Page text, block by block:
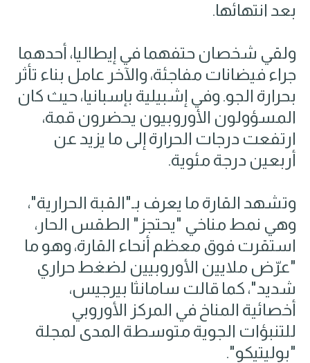
بعد انتهائها.
ولقي شخصان حتفهما في إيطاليا، أحدهما
جراء فيضانات مفاجئة، والآخر عامل بناء تأثر
بحرارة الجو. وفي إشبيلية بإسبانيا، حيث كان
المسؤولون الأوروبيون يحضرون قمة،
ارتفعت درجات الحرارة إلى ما يزيد عن
أربعين درجة مئوية.
وتشهد القارة ما يعرف بـ"القبة الحرارية"،
وهي نمط مناخي "يحتجز" الطقس الحار،
استقرت فوق معظم أنحاء القارة، وهو ما
"عرّض ملايين الأوروبيين لضغط حراري
شديد"، كما قالت سامانثا بيرجيس،
أخصائية المناخ في المركز الأوروبي
للتنبؤات الجوية متوسطة المدى لمجلة
"بوليتيكو".